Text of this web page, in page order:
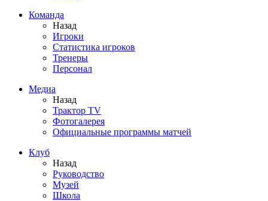
Команда
Назад
Игроки
Статистика игроков
Тренеры
Персонал
Медиа
Назад
Трактор TV
Фотогалерея
Официальные программы матчей
Клуб
Назад
Руководство
Музей
Школа